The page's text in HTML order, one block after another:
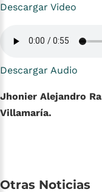
Descargar Video
Descargar Audio
Jhonier Alejandro
Villamaría.
Otras Noticias